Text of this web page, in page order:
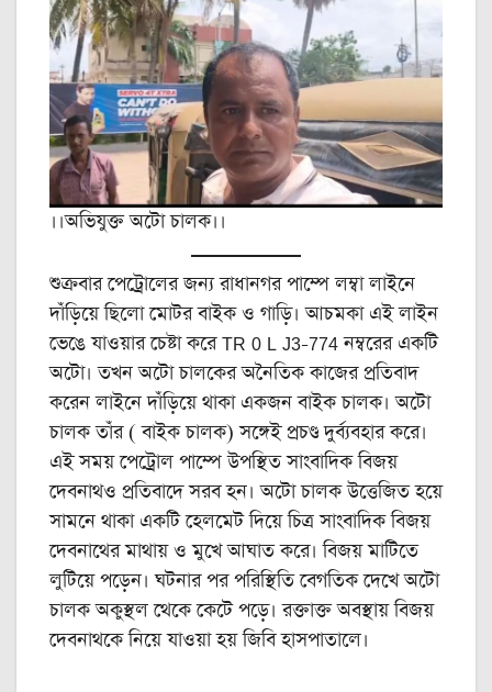
।।অভিযুক্ত অটো চালক।।
শুক্রবার পেট্রোলের জন্য রাধানগর পাম্পে লম্বা লাইনে
দাঁড়িয়ে ছিলো মোটর বাইক ও গাড়ি। আচমকা এই লাইন
ভেঙে যাওয়ার চেষ্টা করে TR 0 L J3-774 নম্বরের একটি
অটো। তখন অটো চালকের অনৈতিক কাজের প্রতিবাদ
করেন লাইনে দাঁড়িয়ে থাকা একজন বাইক চালক। অটো
চালক তাঁর ( বাইক চালক) সঙ্গেই প্রচণ্ড দুর্ব্যবহার করে।
এই সময় পেট্রোল পাম্পে উপস্থিত সাংবাদিক বিজয়
দেবনাথও প্রতিবাদে সরব হন। অটো চালক উত্তেজিত হয়ে
সামনে থাকা একটি হেলমেট দিয়ে চিত্র সাংবাদিক বিজয়
দেবনাথের মাথায় ও মুখে আঘাত করে। বিজয় মাটিতে
লুটিয়ে পড়েন। ঘটনার পর পরিস্থিতি বেগতিক দেখে অটো
চালক অকুস্থল থেকে কেটে পড়ে। রক্তাক্ত অবস্থায় বিজয়
দেবনাথকে নিয়ে যাওয়া হয় জিবি হাসপাতালে।